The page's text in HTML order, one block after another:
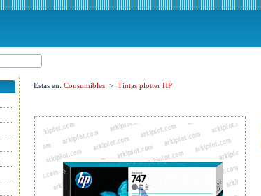
Estas en: Consumibles > Tintas plotter HP